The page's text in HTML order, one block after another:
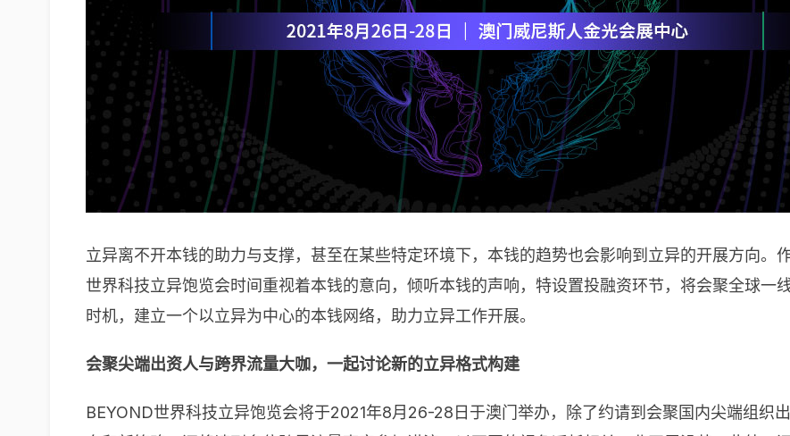
立异离不开本钱的助力与支撑，甚至在某些特定环境下，本钱的趋势也会影响到立异的开展方向。
世界科技立异饱览会时间重视着本钱的意向，倾听本钱的声响，特设置投融资环节，将会聚全球一
时机，建立一个以立异为中心的本钱网络，助力立异工作开展。
会聚尖端出资人与跨界流量大咖，一起讨论新的立异格式构建
BEYOND世界科技立异饱览会将于2021年8月26-28日于澳门举办，除了约请到会聚国内尖端组织